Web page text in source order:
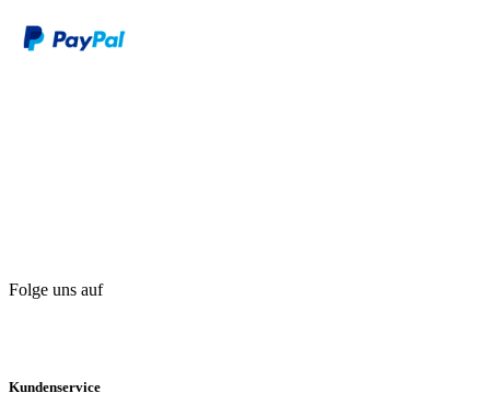
Folge uns auf
Kundenservice